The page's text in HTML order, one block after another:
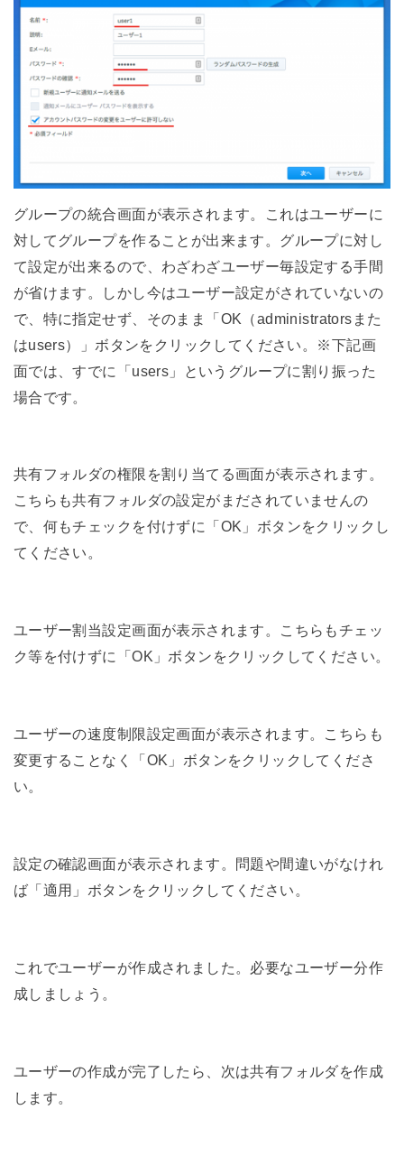
グループの統合画面が表示されます。これはユーザーに
対してグループを作ることが出来ます。グループに対し
て設定が出来るので、わざわざユーザー毎設定する手間
が省けます。しかし今はユーザー設定がされていないの
で、特に指定せず、そのまま「OK（administratorsまた
はusers）」ボタンをクリックしてください。※下記画
面では、すでに「users」というグループに割り振った
場合です。
共有フォルダの権限を割り当てる画面が表示されます。
こちらも共有フォルダの設定がまだされていませんの
で、何もチェックを付けずに「OK」ボタンをクリックし
てください。
ユーザー割当設定画面が表示されます。こちらもチェッ
ク等を付けずに「OK」ボタンをクリックしてください。
ユーザーの速度制限設定画面が表示されます。こちらも
変更することなく「OK」ボタンをクリックしてくださ
い。
設定の確認画面が表示されます。問題や間違いがなけれ
ば「適用」ボタンをクリックしてください。
これでユーザーが作成されました。必要なユーザー分作
成しましょう。
ユーザーの作成が完了したら、次は共有フォルダを作成
します。